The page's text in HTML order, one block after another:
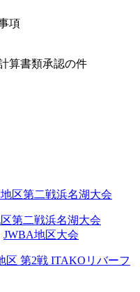
項
算書類承認の件
第二戦浜名湖大会
JWBA地区大会